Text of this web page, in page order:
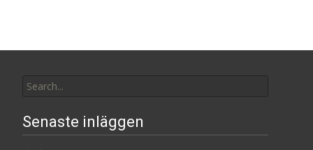
for:
Senaste inläggen